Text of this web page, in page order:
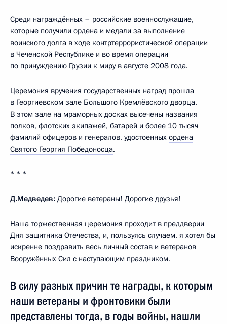
Среди награждённых – российские военнослужащие,
которые получили ордена и медали за выполнение
воинского долга в ходе контртеррористической операции
в Чеченской Республике и во время операции
по принуждению Грузии к миру в августе 2008 года.
Церемония вручения государственных наград прошла
в Георгиевском зале Большого Кремлёвского дворца.
В этом зале на мраморных досках высечены названия
полков, флотских экипажей, батарей и более 10 тысяч
фамилий офицеров и генералов, удостоенных ордена
Святого Георгия Победоносца.
* * *
Д.Медведев: Дорогие ветераны! Дорогие друзья!
Наша торжественная церемония проходит в преддверии
Дня защитника Отечества, и, пользуясь случаем, я хотел бы
искренне поздравить весь личный состав и ветеранов
Вооружённых Сил с наступающим праздником.
В силу разных причин те награды, к которым
наши ветераны и фронтовики были
представлены тогда, в годы войны, нашли